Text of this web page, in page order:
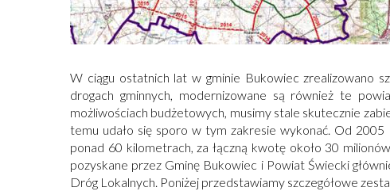
W ciągu ostatnich lat w gminie Bukowiec zrealizowano
drogach gminnych, modernizowane są również te
możliwościach budżetowych, musimy stale skutecznie
temu udało się sporo w tym zakresie wykonać. Od
ponad 60 kilometrach, za łączną kwotę około 30
pozyskane przez Gminę Bukowiec i Powiat Świecki
Dróg Lokalnych. Poniżej przedstawiamy szczegółowe